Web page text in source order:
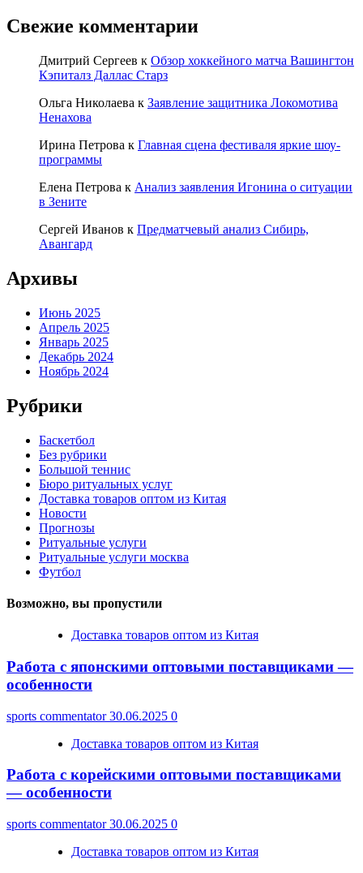
Свежие комментарии
Дмитрий Сергеев к Обзор хоккейного матча Вашингтон
Кэпиталз Даллас Старз
Ольга Николаева к Заявление защитника Локомотива
Ненахова
Ирина Петрова к Главная сцена фестиваля яркие шоу-
программы
Елена Петрова к Анализ заявления Игонина о ситуации
в Зените
Сергей Иванов к Предматчевый анализ Сибирь,
Авангард
Архивы
Июнь 2025
Апрель 2025
Январь 2025
Декабрь 2024
Ноябрь 2024
Рубрики
Баскетбол
Без рубрики
Большой теннис
Бюро ритуальных услуг
Доставка товаров оптом из Китая
Новости
Прогнозы
Ритуальные услуги
Ритуальные услуги москва
Футбол
Возможно, вы пропустили
Доставка товаров оптом из Китая
Работа с японскими оптовыми поставщиками —
особенности
sports commentator30.06.2025 0
Доставка товаров оптом из Китая
Работа с корейскими оптовыми поставщиками
— особенности
sports commentator30.06.2025 0
Доставка товаров оптом из Китая